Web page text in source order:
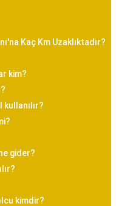
Kaç Km Uzaklıktadır?
kim?
kullanılır?
gider?
kimdir?